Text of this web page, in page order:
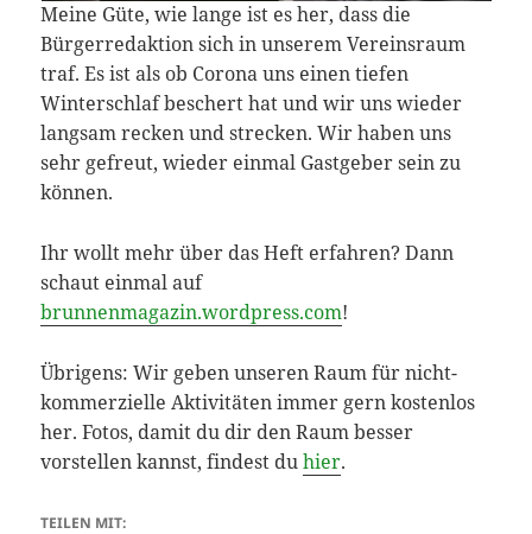
Meine Güte, wie lange ist es her, dass die
Bürgerredaktion sich in unserem Vereinsraum
traf. Es ist als ob Corona uns einen tiefen
Winterschlaf beschert hat und wir uns wieder
langsam recken und strecken. Wir haben uns
sehr gefreut, wieder einmal Gastgeber sein zu
können.
Ihr wollt mehr über das Heft erfahren? Dann
schaut einmal auf
brunnenmagazin.wordpress.com!
Übrigens: Wir geben unseren Raum für nicht-
kommerzielle Aktivitäten immer gern kostenlos
her. Fotos, damit du dir den Raum besser
vorstellen kannst, findest duhier.
TEILEN MIT: